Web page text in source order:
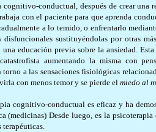
cognitivo-conductual, después de crear
con el paciente para que aprenda
a lo temido, o enfrentarlo
disfuncionales sustituyéndolas por otras
una educación previa sobre la ansiedad.
aumentando la misma con
torno a las sensaciones fisiológicas
con menos temor y se pierde el miedo al
cognitivo-conductual es eficaz y ha
(medicinas) Desde luego, es la